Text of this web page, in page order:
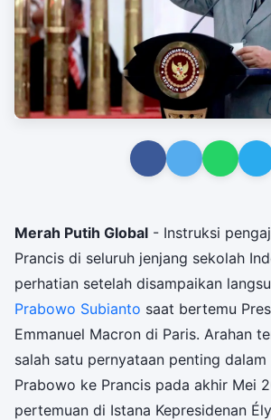
Merah Putih Global - Instruksi
Prancis di seluruh jenjang sekolah
perhatian setelah disampaikan
Prabowo Subianto saat bertemu
Emmanuel Macron di Paris. Arahan
salah satu pernyataan penting dalam
Prabowo ke Prancis pada akhir Mei
pertemuan di Istana Kepresidenan